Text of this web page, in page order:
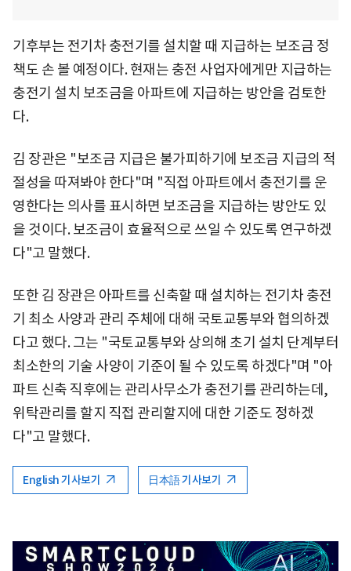
기후부는 전기차 충전기를 설치할 때 지급하는 보조금 정
책도 손 볼 예정이다. 현재는 충전 사업자에게만 지급하는
충전기 설치 보조금을 아파트에 지급하는 방안을 검토한
다.
김 장관은 "보조금 지급은 불가피하기에 보조금 지급의 적
절성을 따져봐야 한다"며 "직접 아파트에서 충전기를 운
영한다는 의사를 표시하면 보조금을 지급하는 방안도 있
을 것이다. 보조금이 효율적으로 쓰일 수 있도록 연구하겠
다"고 말했다.
또한 김 장관은 아파트를 신축할 때 설치하는 전기차 충전
기 최소 사양과 관리 주체에 대해 국토교통부와 협의하겠
다고 했다. 그는 "국토교통부와 상의해 초기 설치 단계부터
최소한의 기술 사양이 기준이 될 수 있도록 하겠다"며 "아
파트 신축 직후에는 관리사무소가 충전기를 관리하는데,
위탁관리를 할지 직접 관리할지에 대한 기준도 정하겠
다"고 말했다.
English 기사보기 日本語 기사보기